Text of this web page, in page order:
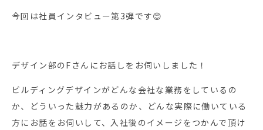
今回は社員インタビュー第3弾です😊
デザイン部のFさんにお話しをお伺いしました！
ビルディングデザインがどんな会社な業務をしているの
か、どういった魅力があるのか、どんな実際に働いている
方にお話をお伺いして、入社後のイメージをつかんで頂け